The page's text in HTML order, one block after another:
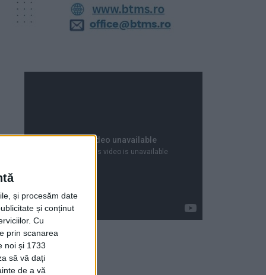
și procesăm date
și conținut
Cu
prin scanarea
noi și 1733
să vă dați
de a vă
Articole recente